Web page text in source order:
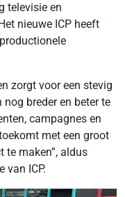
televisie en
nieuwe ICP heeft
zorgt voor een stevig
breder en beter te
campagnes en
met een groot
te maken”, aldus
van ICP.